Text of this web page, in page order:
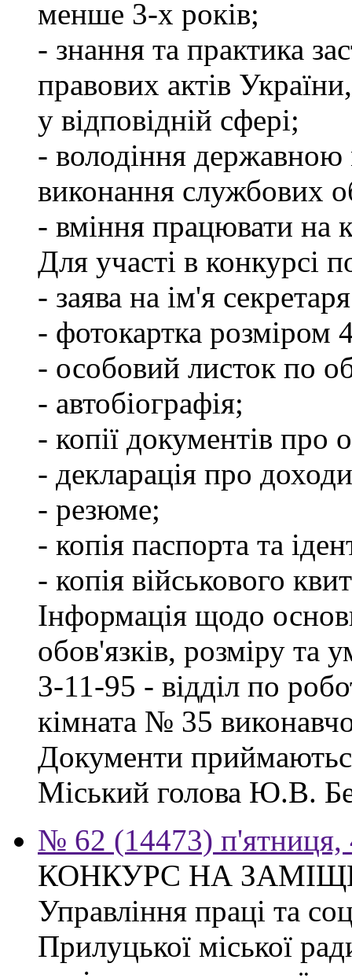
менше 3-х років;
- знання та практика
правових актів
у відповідній сфері;
- володіння державною
виконання службових
- вміння працювати на
Для участі в конкурсі
- заява на ім'я
- фотокартка розміром
- особовий листок по
- автобіографія;
- копії документів про
- декларація про
- резюме;
- копія паспорта та
- копія військового
Інформація щодо
обов'язків, розміру та
3-11-95 - відділ по
кімната № 35
Документи
Міський голова Ю.В.
№ 62 (14473) п'ятниця,
КОНКУРС НА
Управління праці та
Прилуцької міської